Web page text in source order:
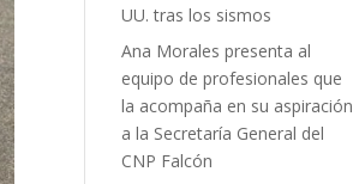
UU. tras los sismos
Ana Morales presenta al
equipo de profesionales que
la acompaña en su aspiración
a la Secretaría General del
CNP Falcón